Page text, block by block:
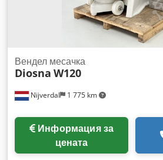
Nijverdal 1 775 km
Вендел месачка
Diosna W120
Информация за
цената